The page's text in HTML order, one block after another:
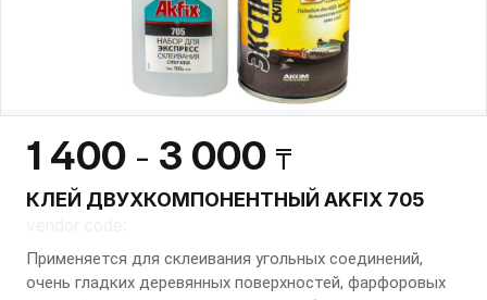
1 400- 3 000 ₸
КЛЕЙ ДВУХКОМПОНЕНТНЫЙ AKFIX 705
Применяется для склеивания угольных соединений,
очень гладких деревянных поверхностей, фарфоровых